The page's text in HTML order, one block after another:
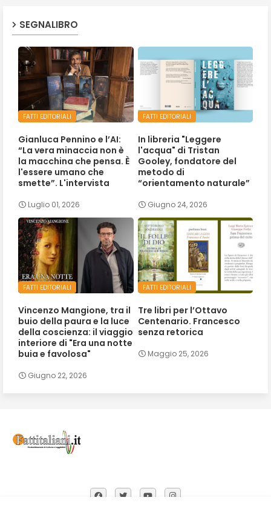
SEGNALIBRO
FATTI EDITORIALI
Gianluca Pennino e l’AI:
“La vera minaccia non è
la macchina che pensa. È
l'essere umano che
smette”. L'intervista
Luglio 01, 2026
FATTI EDITORIALI
In libreria "Leggere
l'acqua" di Tristan
Gooley, fondatore del
metodo di
“orientamento naturale”
Giugno 24, 2026
FATTI EDITORIALI
Vincenzo Mangione, tra il
buio della paura e la luce
della coscienza: il viaggio
interiore di "Era una notte
buia e favolosa"
Giugno 22, 2026
FATTI EDITORIALI
Tre libri per l’Ottavo
Centenario. Francesco
senza retorica
Maggio 25, 2026